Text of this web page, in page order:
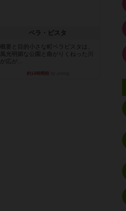
ベラ・ビスタ
概要と目的小さな町ベラビスタは、
風光明媚な公園と曲がりくねった川
が広が...
約14時間前